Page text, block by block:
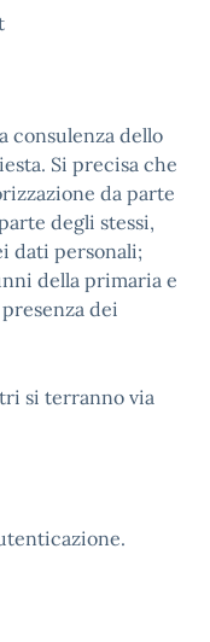
consulenza dello
Si precisa che
da parte
degli stessi,
dati personali;
della primaria e
dei
si terranno via